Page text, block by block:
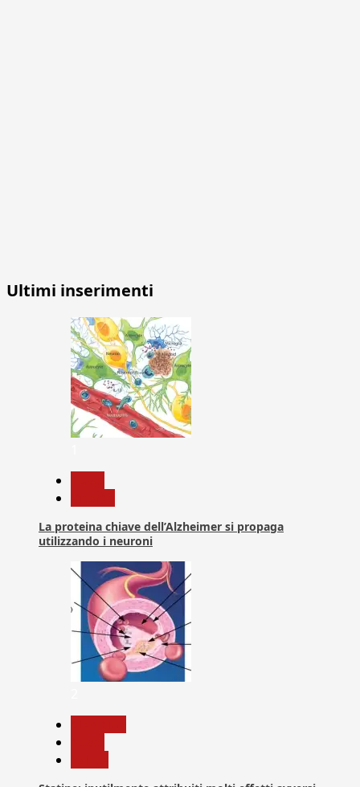
Ultimi inserimenti
La proteina chiave dell’Alzheimer si propaga
utilizzando i neuroni